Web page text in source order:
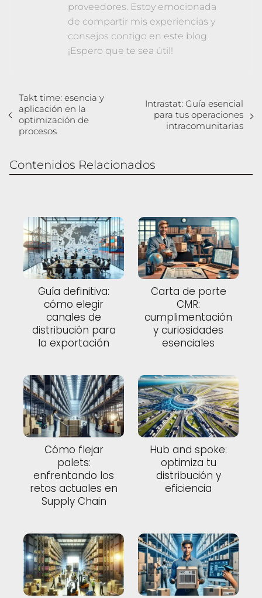
proveedores. Estoy emocionada
de compartir mis experiencias y
consejos contigo en este blog.
¡Espero que te sea útil!
Takt time: esencia y
aplicación en la
optimización de
procesos
Intrastat: Guía esencial
para tus operaciones
intracomunitarias
Contenidos Relacionados
Guía definitiva:
cómo elegir
canales de
distribución para
la exportación
Carta de porte
CMR:
cumplimentación
y curiosidades
esenciales
Cómo flejar
palets:
enfrentando los
retos actuales en
Supply Chain
Hub and spoke:
optimiza tu
distribución y
eficiencia